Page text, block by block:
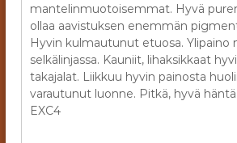
mantelinmuotoisemmat. Hyvä
ollaa aavistuksen enemmän
Hyvin kulmautunut etuosa. Ylipaino
selkälinjassa. Kauniit, lihaksikkaat
takajalat. Liikkuu hyvin painosta
varautunut luonne. Pitkä, hyvä
EXC4